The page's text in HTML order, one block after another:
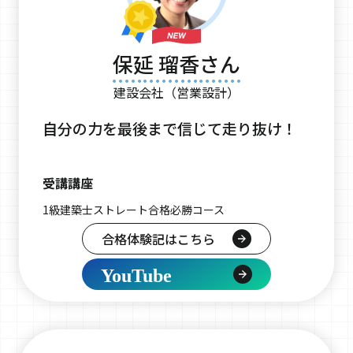
保延 瑠香さん
建設会社（営業設計）
自分の力を最後まで信じて走り抜け！
受講講座
1級建築士ストレート合格必勝コース
合格体験記はこちら
YouTube